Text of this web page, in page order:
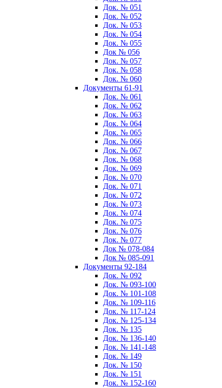
Док. № 051
Док. № 052
Док. № 053
Док. № 054
Док. № 055
Док № 056
Док. № 057
Док. № 058
Док. № 060
Документы 61-91
Док. № 061
Док. № 062
Док. № 063
Док. № 064
Док. № 065
Док. № 066
Док. № 067
Док. № 068
Док. № 069
Док. № 070
Док. № 071
Док. № 072
Док. № 073
Док. № 074
Док. № 075
Док. № 076
Док. № 077
Док № 078-084
Док № 085-091
Документы 92-184
Док. № 092
Док. № 093-100
Док. № 101-108
Док. № 109-116
Док. № 117-124
Док. № 125-134
Док. № 135
Док. № 136-140
Док. № 141-148
Док. № 149
Док. № 150
Док. № 151
Док. № 152-160